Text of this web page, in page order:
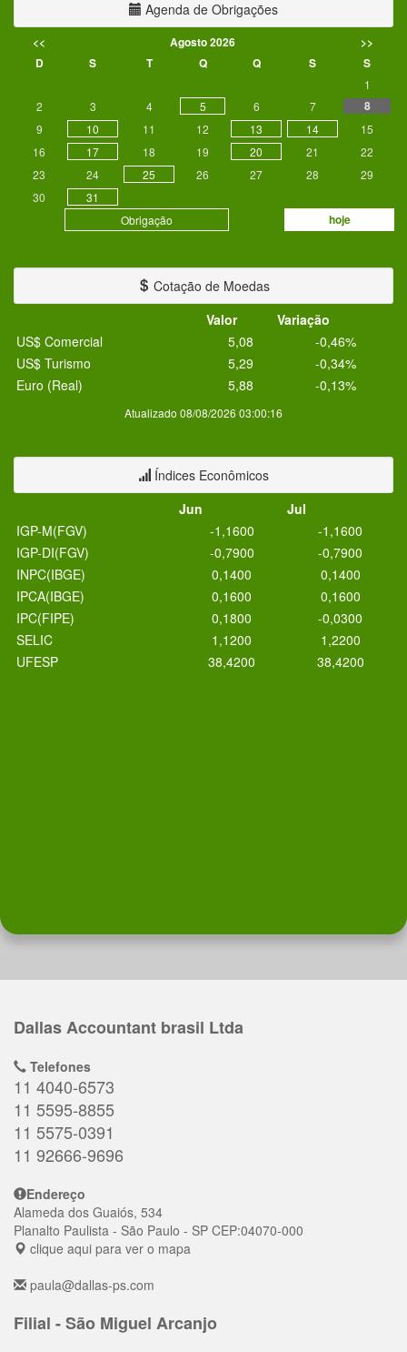
Agenda de Obrigações
<< Agosto 2026
>>
D
S T Q Q S S
Obrigação hoje
1
2
3 4 5 6 7 8
9 10 11 12 13 14
15
16
17 18 19 20 21
22
23
24 25 26 27 28
29
30
31
Cotação de Moedas
Valor
Variação
Atualizado 08/08/2026 03:00:16
US$ Comercial 5,08
-0,46%
US$ Turismo
5,29
-0,34%
Euro (Real)
5,88 -0,13%
Índices Econômicos
Jun
Jul
IGP-M(FGV)
-1,1600
-1,1600
IGP-DI(FGV)
-0,7900
-0,7900
INPC(IBGE)
0,1400
0,1400
IPCA(IBGE)
0,1600
0,1600
IPC(FIPE)
0,1800
-0,0300
SELIC
1,1200
1,2200
UFESP
38,4200 38,4200
Dallas Accountant brasil Ltda
Telefones
11 4040-6573
11 5595-8855
11 5575-0391
11 92666-9696
Endereço
Alameda dos Guaiós, 534
Planalto Paulista - São Paulo - SP CEP:04070-000
clique aqui para ver o mapa
paula@dallas-ps.com
Filial - São Miguel Arcanjo